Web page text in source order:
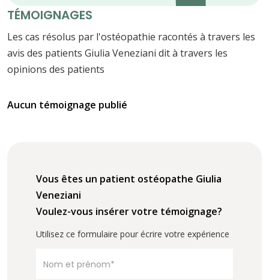
TÉMOIGNAGES
Les cas résolus par l'ostéopathie racontés à travers les
avis des patients Giulia Veneziani dit à travers les
opinions des patients
Aucun témoignage publié
Vous êtes un patient ostéopathe Giulia
Veneziani
Voulez-vous insérer votre témoignage?
Utilisez ce formulaire pour écrire votre expérience